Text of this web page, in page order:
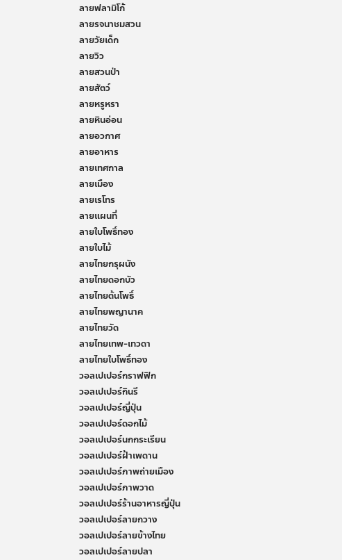
ลายฟลามิโก้
ลายรจนาชมสวน
ลายวัยเด็ก
ลายวิว
ลายสวนป่า
ลายสัตว์
ลายหรูหรา
ลายหินอ่อน
ลายอวกาศ
ลายอาหาร
ลายเทศกาล
ลายเมือง
ลายเรโทร
ลายแผนที่
ลายใบโพธิ์ทอง
ลายใบไม้
ลายไทยกรุผนัง
ลายไทยดอกบัว
ลายไทยต้นโพธิ์
ลายไทยพญานาค
ลายไทยวัด
ลายไทยเทพ-เทวดา
ลายไทยใบโพธิ์ทอง
วอลเปเปอร์กราฟฟิก
วอลเปเปอร์กินรี
วอลเปเปอร์ญี่ปุ่น
วอลเปเปอร์ดอกไม้
วอลเปเปอร์นกกระเรียน
วอลเปเปอร์ฝ้าเพดาน
วอลเปเปอร์ภาพถ่ายเมือง
วอลเปเปอร์ภาพวาด
วอลเปเปอร์ร้านอาหารญี่ปุ่น
วอลเปเปอร์ลายกวาง
วอลเปเปอร์ลายข้างไทย
วอลเปเปอร์ลายปลา